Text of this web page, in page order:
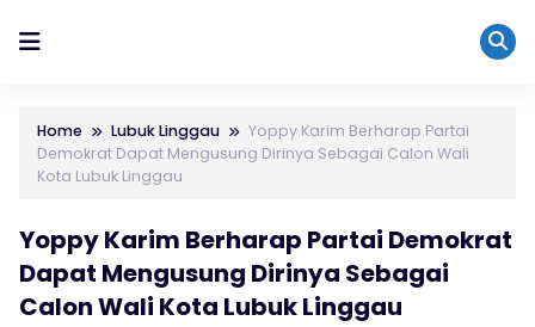
Home Lubuk Linggau
Yoppy Karim Berharap Partai
Demokrat Dapat Mengusung Dirinya Sebagai Calon Wali
Kota Lubuk Linggau
Yoppy Karim Berharap Partai Demokrat
Dapat Mengusung Dirinya Sebagai
Calon Wali Kota Lubuk Linggau